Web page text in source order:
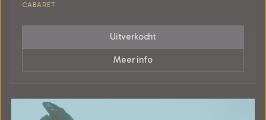
CABARET
Uitverkocht
Meer info